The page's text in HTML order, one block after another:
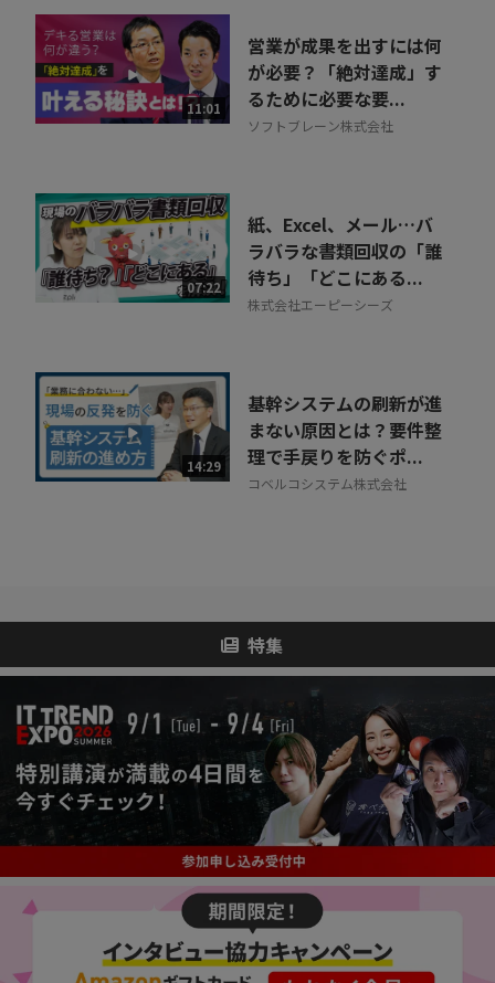
11:01
営業が成果を出すには何
が必要？「絶対達成」す
るために必要な要...
ソフトブレーン株式会社
07:22
紙、Excel、メール…バ
ラバラな書類回収の「誰
待ち」「どこにある...
株式会社エーピーシーズ
14:29
基幹システムの刷新が進
まない原因とは？要件整
理で手戻りを防ぐポ...
コベルコシステム株式会社
特集